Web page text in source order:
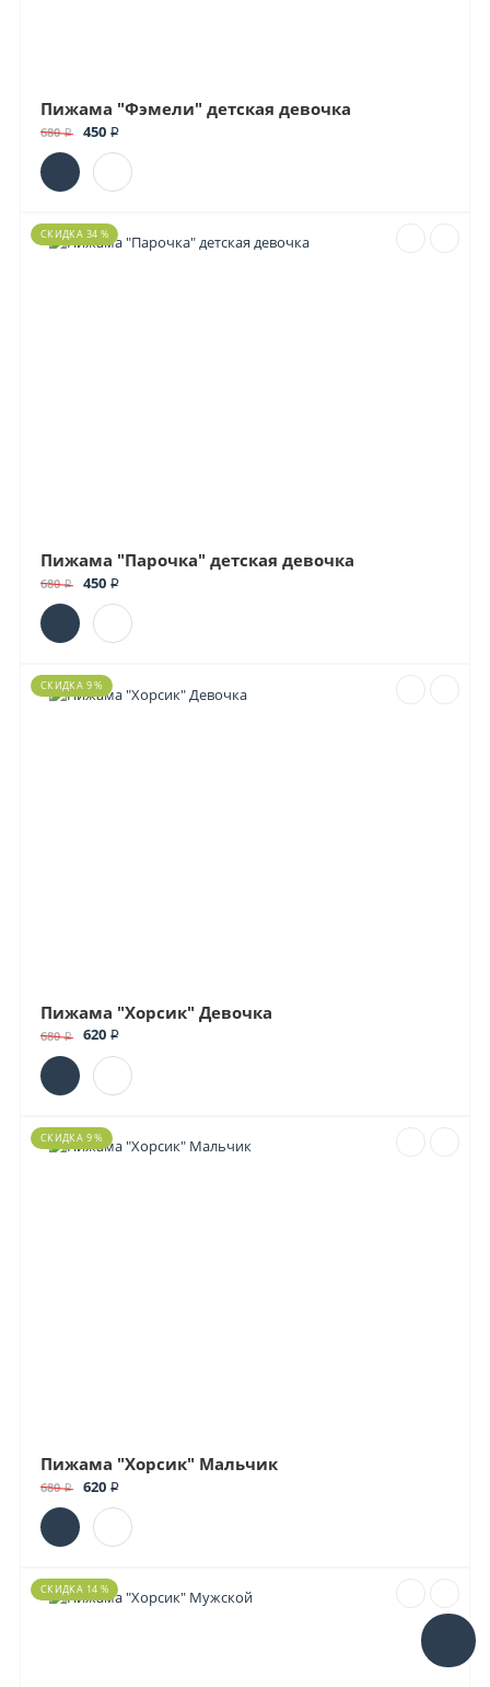
Пижама "Фэмели" детская девочка
680 ₽ 450 ₽
СКИДКА 34 %
Пижама "Парочка" детская девочка
680 ₽ 450 ₽
СКИДКА 9 %
Пижама "Хорсик" Девочка
680 ₽ 620 ₽
СКИДКА 9 %
Пижама "Хорсик" Мальчик
680 ₽ 620 ₽
СКИДКА 14 %